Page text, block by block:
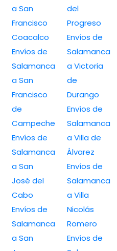
a San
Francisco
Coacalco
Envíos de
Salamanca
a San
Francisco
de
Campeche
Envíos de
Salamanca
a San
José del
Cabo
Envíos de
Salamanca
a San
del
Progreso
Envíos de
Salamanca
a Victoria
de
Durango
Envíos de
Salamanca
a Villa de
Álvarez
Envíos de
Salamanca
a Villa
Nicolás
Romero
Envíos de